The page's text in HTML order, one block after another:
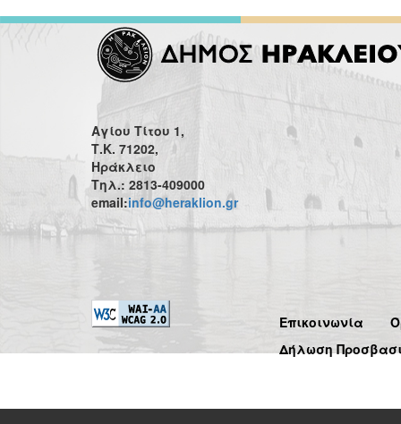
Αγίου Τίτου 1,
Τ.Κ. 71202,
Ηράκλειο
Τηλ.: 2813-409000
email:info@heraklion.gr
Επικοινωνία
Δήλωση